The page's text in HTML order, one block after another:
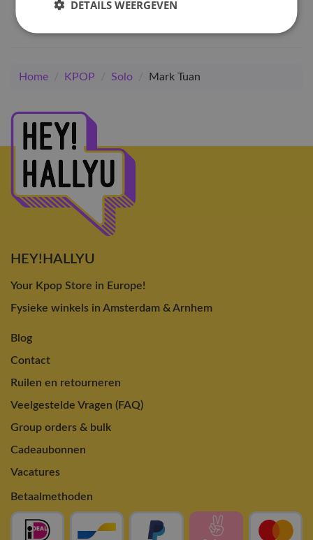
Home / KPOP / Solo / Mark Tuan
HEY!HALLYU
Your Kpop Store in Europe!
Fysieke winkels in Amsterdam & Arnhem
Blog
Contact
Ruilen en retourneren
Veelgestelde Vragen (FAQ)
Group orders & bulk
Cadeaubonnen
Vacatures
Betaalmethoden
DETAILS WEERGEVEN